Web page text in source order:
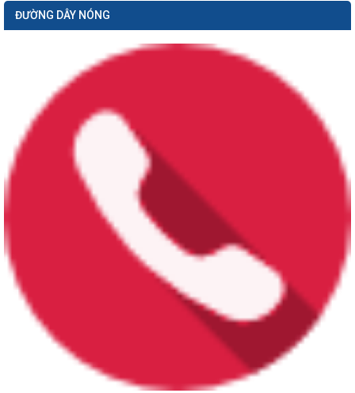
Thông báo số 279/TB-SKHCN ngày 16/3/2026 Tổ chức Hội nghị đối thoại và giải
quyết kiến nghị của...
Công văn số 849/SKHCN-HTS&CNg ngày 12/3/2026 về việc tham gia ý kiến vào
hồ sơ dự thảo Quyết định...
Công văn số 587/TGV ngày 11/3/2026 của Tổ giúp việc triển khai ĐA06;
CCTTHC, CĐS gắn với ĐA06 về...
Thông báo số 230/TB-SKHCN ngày 09/3/2026 Đề xuất nhiệm vụ đổi mới sáng
tạo năm 2026 (Triển khai Kế...
Kế hoạch số 96/KH-SKHCN ngày 27/2/2026 Mở đợt cao điểm triển khai cài đặt
và sử dụng Sổ sức khỏe...
38 bài phát biểu của Bộ trưởng Bộ Khoa học và Công nghệ Nguyễn Mạnh Hùng
Thông báo số 44/TB-SKHCN ngày 20/01/2026 Về việc phân công nhiệm vụ các
phòng, đơn vị thuộc Sở...
Công văn số 94/SVHTTDL-QBXT&PTTNDL ngày 07/1/2026 về việc tuyên truyền
ứng dụng Hải Phòng Go quảng...
Công văn số 129/SKHCN-HTS&CNg ngày 13/01/2026 về việc tiếp nhận hồ sơ đề
nghị xét công nhận hiệu...
Chương trình phối hợp số 05-CTPH/BTGDVTU-SKHCN ngày 08/01/2026 Tuyên
truyền về các chủ trương,...
Công văn số 135/SVHTTDL-TTBCXB ngày 9/01/2026 về việc phối hợp quản lý
nhà nước về hoạt động báo...
ĐƯỜNG DÂY NÓNG